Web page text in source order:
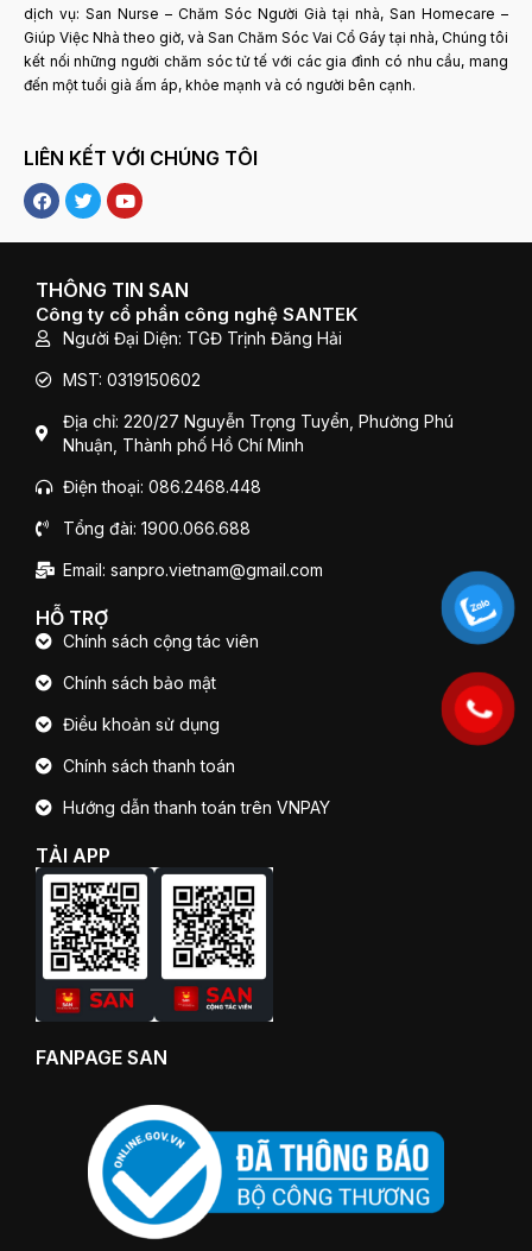
dịch vụ: San Nurse – Chăm Sóc Người Già tại nhà, San Homecare –
Giúp Việc Nhà theo giờ, và San Chăm Sóc Vai Cổ Gáy tại nhà, Chúng tôi
kết nối những người chăm sóc tử tế với các gia đình có nhu cầu, mang
đến một tuổi già ấm áp, khỏe mạnh và có người bên cạnh.
LIÊN KẾT VỚI CHÚNG TÔI
F
a
c
e
o
o
k
T
w
i
t
e
r
Y
o
u
t
b
e
THÔNG TIN SAN
Công ty cổ phần công nghệ SANTEK
Người Đại Diện: TGĐ Trịnh Đăng Hải
MST: 0319150602
Địa chỉ: 220/27 Nguyễn Trọng Tuyển, Phường Phú
Nhuận, Thành phố Hồ Chí Minh
Điện thoại: 086.2468.448
Tổng đài: 1900.066.688
Email: sanpro.vietnam@gmail.com
HỖ TRỢ
Chính sách cộng tác viên
Chính sách bảo mật
Điều khoản sử dụng
Chính sách thanh toán
Hướng dẫn thanh toán trên VNPAY
TẢI APP
FANPAGE SAN